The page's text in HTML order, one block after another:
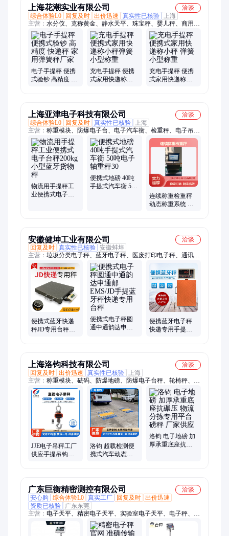
上海花潮实业有限公司
洽谈
综合体验L0
回复及时 出价迅速 真实性已核验
上海
主营： 水分仪、克称黄金、静水天平、珠宝秤、婴儿秤、商用台
秤、电子手提秤、精准电子秤、电子计数秤、台秤计数秤、婴儿
体重秤、智能电子秤、体检电子秤、称重电子秤、电子称计数
秤、电子秤体脂称、计数秤电子秤、幼儿园体检秤、便携式手提
秤、电子天平、体重测量仪、高精度电子称
电子手提秤 便携
式验钞 高精度 快
充电手提秤 便携
式家用快递称小
充电手提秤 便携
式家用快递称小
上海亚津电子科技有限公司
洽谈
综合体验L0
回复及时 真实性已核验
上海
主营： 称重模块、防爆电子台、电子汽车衡、检重秤、电子吊
秤、蓝牙台秤、可视台秤、电子台秤、防爆桌秤、电子地牛秤、
防腐电子秤、手提电子秤、液氯气瓶秤、不锈钢钢瓶秤、电子计
重台秤、防爆电子叉车秤、防爆油桶秤、分选秤、环卫车称重
器、防爆电子小地磅、称重机、分析电子天平、地磅
物流用手提秤工
业便携式电子台
便携式地磅 40吨
手提式汽车衡 50
连续称重检重秤
动态称重系统 自
安徽健坤工业有限公司
洽谈
回复及时 真实性已核验 安徽蚌埠
主营： 垃圾分类电子秤、蓝牙电子秤、医废打印电子秤、通讯
秤、报警灯秤、二次开发电子秤、ERP电子秤、工业计数计重
秤、U盘保存电子秤、语音播报电子秤、进销存
便携式蓝牙快递
秤JD专用台秤小
便携式电子秤圆
通中通韵达申通
便携蓝牙电子秤
快递专用手提式
上海洛钧科技有限公司
洽谈
回复及时 出价迅速 真实性已核验
上海
主营： 称重模块、砝码、防爆地磅、防爆电子台秤、轮椅秤、不
锈钢电子叉车秤、倒桶秤、电子吊秤、轴重秤、钢瓶秤、便携式
轴重秤、透析体重秤、防爆电子秤、电子汽车衡、电子天平、拉
力计、不锈钢超低地磅、缓冲地磅、防爆天平、手推移动地磅
JJE电子吊秤工厂
供应手提吊钩称
洛钧 超载检测便
携式汽车动态轴
洛钧 电子地磅 加
厚承重底座抗碾
广东巨衡精密测控有限公司
洽谈
安心购
综合体验L0 真实工厂 回复及时 出价迅速
资质已核验
广东东莞
主营： 电子天平、精密电子天平、实验室电子天平、电子秤、计
数秤、串口秤、台秤、桌秤、叉车秤、电子叉车秤、电子台秤、
智能电子秤、电子计数秤、计数电子秤、平台秤、防爆台秤、计